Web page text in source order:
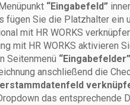
“Eingabefeld”
fügen Sie die Platzhalter ein
mit HR WORKS
mit HR WORKS aktivieren
Seitenmenü “Eingabefelder”
anschließend die
das entsprechende